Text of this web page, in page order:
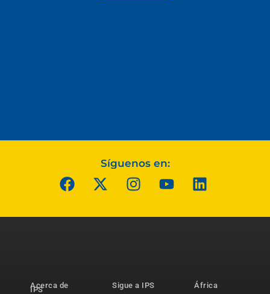
Síguenos en:
Acerca de
IPS Sigue a IPS África